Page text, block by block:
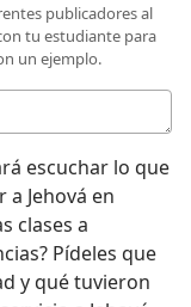
publicadores al
tu estudiante para
un ejemplo.
escuchar lo que
Jehová en
clases a
Pídeles que
y qué tuvieron